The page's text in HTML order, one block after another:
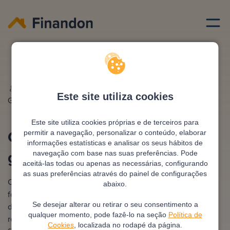
Este site utiliza cookies
Este site utiliza cookies próprias e de terceiros para
permitir a navegação, personalizar o conteúdo, elaborar
informações estatísticas e analisar os seus hábitos de
navegação com base nas suas preferências. Pode
aceitá-las todas ou apenas as necessárias, configurando
as suas preferências através do painel de configurações
abaixo.
Se desejar alterar ou retirar o seu consentimento a
qualquer momento, pode fazê-lo na seção Política de
Cookies , localizada no rodapé da página.
Contrato de mutuo com garantia hipotecaria
Gonzalez
Pimentel
Contrato de mútuo com
garantia hipotecária
Contrato de mútuo com garantia hipotecária é um acordo
formal em que uma entidade empresta uma quantia de
dinheiro e o mutuário oferece um imóvel como garantia do
reembolso. Este tipo de contrato é comum em